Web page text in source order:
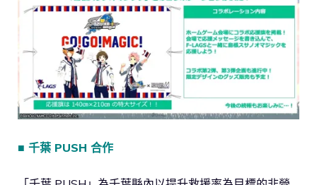
■ 千葉 PUSH 合作